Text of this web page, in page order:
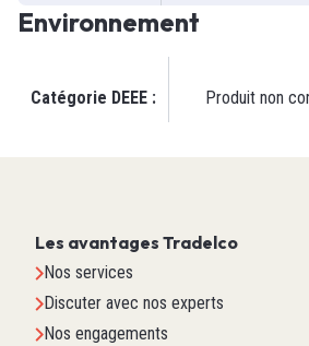
Environnement
Catégorie DEEE: Produit non
Les avantages Tradelco
Nos services
Discuter avec nos experts
Nos engagements